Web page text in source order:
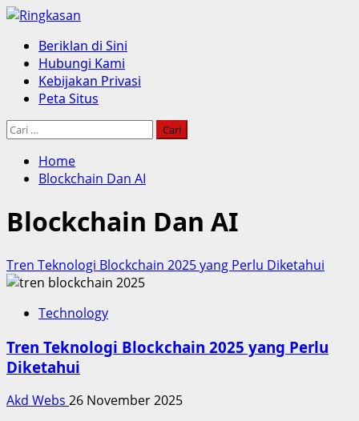
Skip
content
Primary
Menu
Beriklan di Sini
Hubungi Kami
Kebijakan Privasi
Peta Situs
Cari
Home
Blockchain Dan AI
Blockchain Dan AI
Tren Teknologi Blockchain 2025 yang Perlu Diketahui
Technology
Tren Teknologi Blockchain 2025 yang Perlu
Diketahui
Akd Webs 26 November 2025